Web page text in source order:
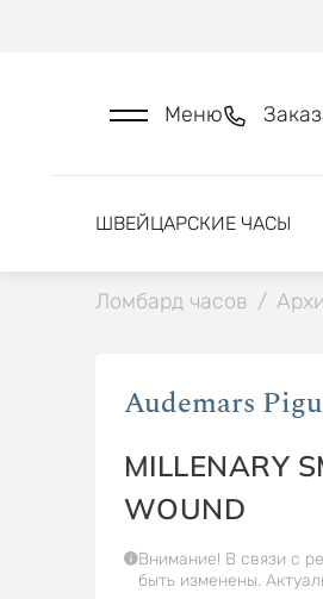
Меню
ШВЕЙЦАРСКИЕ ЧАСЫ
Ломбард часов /
Audemars
MILLENARY
WOUND
Внимание! В связи с
быть изменены.